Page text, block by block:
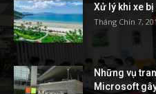
Xử lý khi xe
Tháng Chín 7,
Những vụ
Microsoft